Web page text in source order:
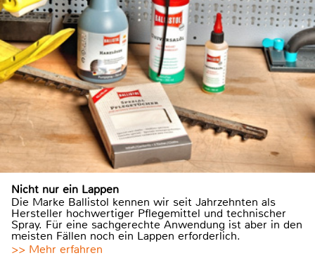
Nicht nur ein Lappen
Die Marke Ballistol kennen wir seit Jahrzehnten als
Hersteller hochwertiger Pflegemittel und technischer
Spray. Für eine sachgerechte Anwendung ist aber in den
meisten Fällen noch ein Lappen erforderlich.
>> Mehr erfahren